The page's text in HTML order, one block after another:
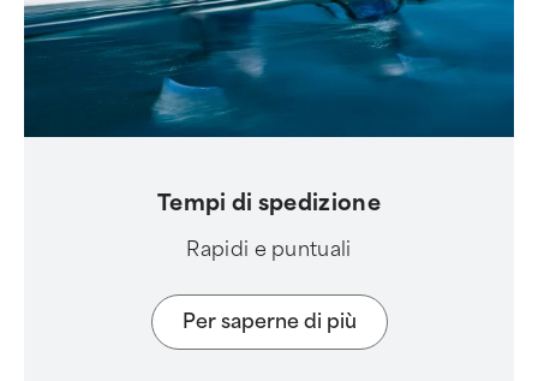
Tempi di spedizione
Rapidi e puntuali
Per saperne di più